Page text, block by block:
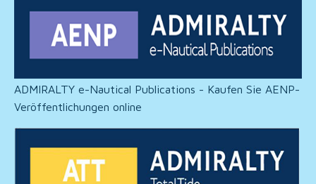
ADMIRALTY e-Nautical Publications - Kaufen Sie AENP-
Veröffentlichungen online